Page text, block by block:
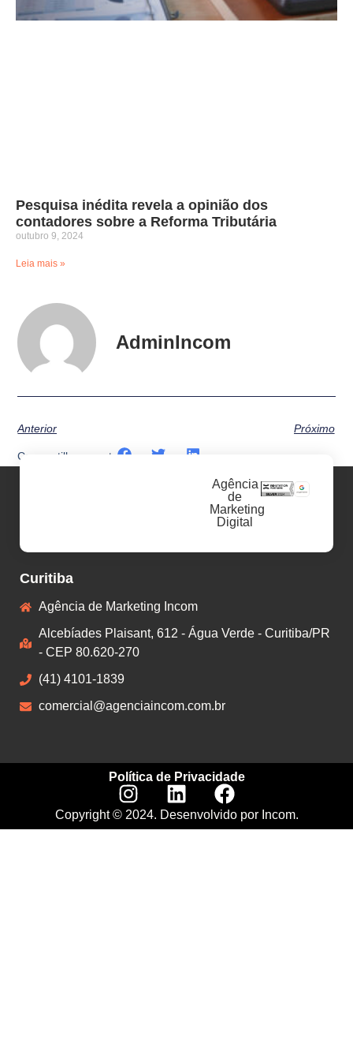
Pesquisa inédita revela a opinião dos
contadores sobre a Reforma Tributária
outubro 9, 2024
Leia mais »
AdminIncom
Anterior Próximo
Compartilhe o post:
Agência
de
Marketing
Digital
Curitiba
Agência de Marketing Incom
Alcebíades Plaisant, 612 - Água Verde - Curitiba/PR
- CEP 80.620-270
(41) 4101-1839
comercial@agenciaincom.com.br
Política de Privacidade
Copyright © 2024. Desenvolvido por Incom.